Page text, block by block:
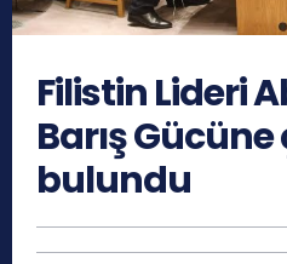
Filistin Lideri
Barış
bulundu